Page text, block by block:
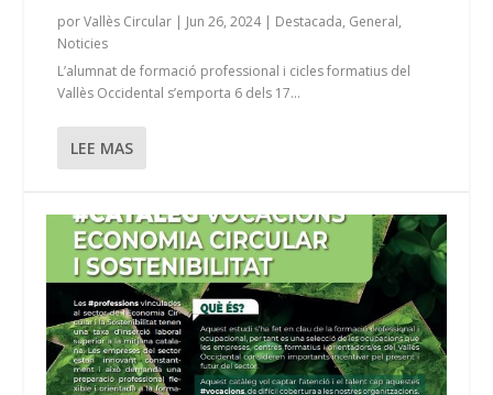
porVallès Circular | Jun 26, 2024| Destacada, General,
Noticies
L’alumnat de formació professional i cicles formatius del
Vallès Occidental s’emporta 6 dels 17...
LEE MAS